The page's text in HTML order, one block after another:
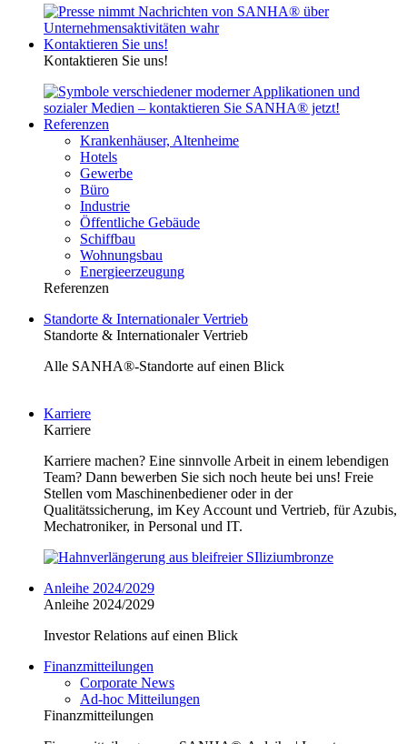
Kontaktieren Sie uns!
Kontaktieren Sie uns!
Referenzen
Krankenhäuser, Altenheime
Hotels
Gewerbe
Büro
Industrie
Öffentliche Gebäude
Schiffbau
Wohnungsbau
Energieerzeugung
Referenzen
Standorte & Internationaler Vertrieb
Standorte & Internationaler Vertrieb
Alle SANHA®-Standorte auf einen Blick
Karriere
Karriere
Karriere machen? Eine sinnvolle Arbeit in einem lebendigen
Team? Dann bewerben Sie sich noch heute bei uns! Freie
Stellen vom Maschinenbediener oder in der
Qualitätssicherung, im Key Account und Vertrieb, für Azubis,
Mechatroniker, in Personal und IT.
Anleihe 2024/2029
Anleihe 2024/2029
Investor Relations auf einen Blick
Finanzmitteilungen
Corporate News
Ad-hoc Mitteilungen
Finanzmitteilungen